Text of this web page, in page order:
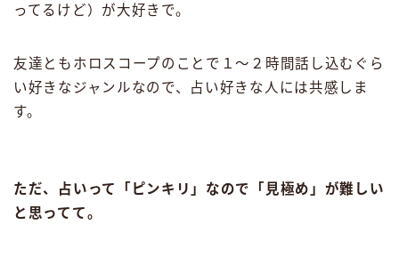
ってるけど）が大好きで。
友達ともホロスコープのことで１〜２時間話し込むぐら
い好きなジャンルなので、占い好きな人には共感しま
す。
ただ、占いって「ピンキリ」なので「見極め」が難しい
と思ってて。